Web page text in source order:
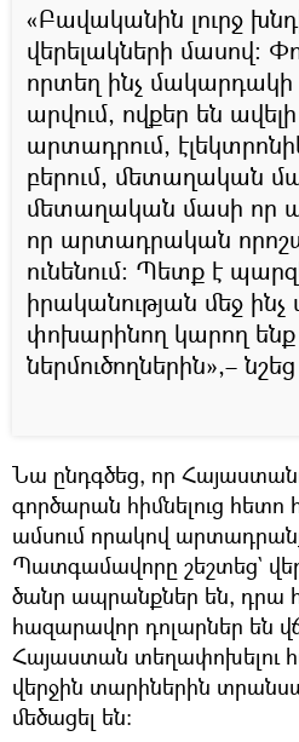
«Բավականին լուրջ
վերելակների մասով։
որտեղ ինչ
արվում, ովքեր են
արտադրում,
բերում, մետաղական
մետաղական մասի որ
որ արտադրական
ունենում։ Պետք է
իրականության մեջ
փոխարինող կարող
ներմուծողներին»,–
Նա ընդգծեց, որ
գործարան հիմնելուց հետո
ամսում որակով
Պատգամավորը շեշտեց`
ծանր ապրանքներ են, դրա
հազարավոր դոլարներ են
Հայաստան տեղափոխելու
վերջին տարիներին
մեծացել են։